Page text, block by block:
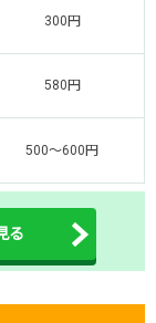
！
確解放
ちら ＞
300円
580円
500～600円
る